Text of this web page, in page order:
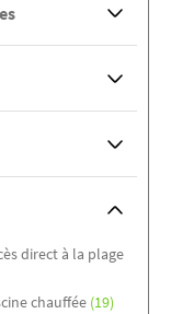
direct à la plage
chauffée (19)